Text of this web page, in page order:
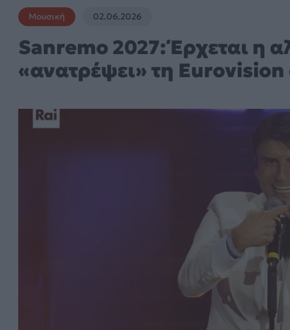
Μουσική 02.06.2026
Sanremo 2027: Έρχεται η
«ανατρέψει» τη Eurovision